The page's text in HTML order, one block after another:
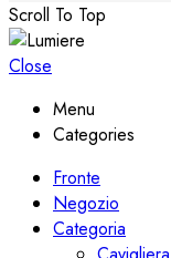
Scroll To Top
Close
Menu
Categories
Fronte
Negozio
Categoria